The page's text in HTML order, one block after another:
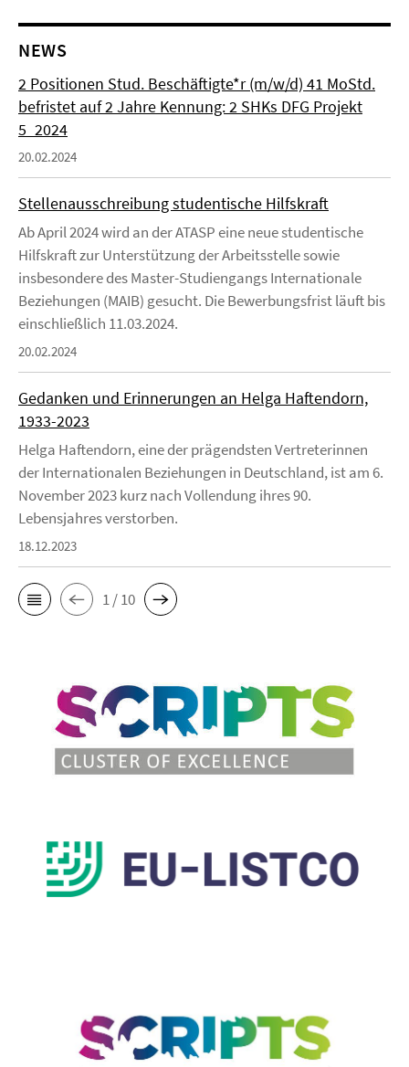
NEWS
2 Positionen Stud. Beschäftigte*r (m/w/d) 41 MoStd.
befristet auf 2 Jahre Kennung: 2 SHKs DFG Projekt
5_2024
20.02.2024
Stellenausschreibung studentische Hilfskraft
Ab April 2024 wird an der ATASP eine neue studentische
Hilfskraft zur Unterstützung der Arbeitsstelle sowie
insbesondere des Master-Studiengangs Internationale
Beziehungen (MAIB) gesucht. Die Bewerbungsfrist läuft bis
einschließlich 11.03.2024.
20.02.2024
Gedanken und Erinnerungen an Helga Haftendorn,
1933-2023
Helga Haftendorn, eine der prägendsten Vertreterinnen
der Internationalen Beziehungen in Deutschland, ist am 6.
November 2023 kurz nach Vollendung ihres 90.
Lebensjahres verstorben.
18.12.2023
1 / 10